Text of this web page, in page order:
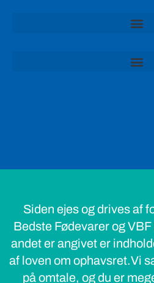
Siden ejes og drives af
Bedste Fødevarer og
andet er angivet er
af loven om ophavsret.Vi
på omtale, og du er